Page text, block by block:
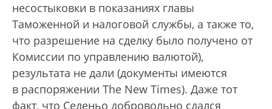
несостыковки в показаниях главы
Таможенной и налоговой службы, а также то,
что разрешение на сделку было получено от
Комиссии по управлению валютой),
результата не дали (документы имеются
в распоряжении The New Times). Даже тот
факт, что Седеньо добровольно сдался